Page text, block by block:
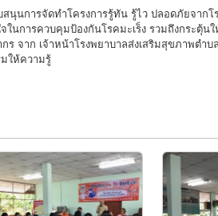
นการจัดทำโครงการรู้ทัน รู้ไว ปลอดภัยจากโ
การควบคุมป้องกันโรคมะเร็ง รวมถึงกระตุ้นใ
ร จาก เจ้าหน้าโรงพยาบาลส่งเสริมสุขภาพตำ
ให้ความรู้